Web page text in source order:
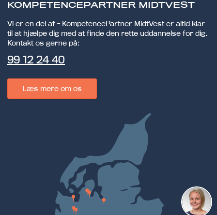
KOMPETENCEPARTNER MIDTVEST
Vi er en del af - KompetencePartner MidtVest er altid klar
til at hjælpe dig med at finde den rette uddannelse for dig.
Kontakt os gerne på:
99 12 24 40
Læs mere om os